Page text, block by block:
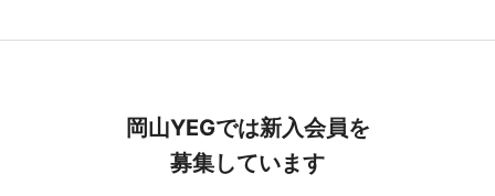
岡山YEGでは新入会員を
募集しています